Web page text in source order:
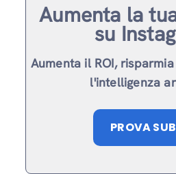
Aumenta la
su
Aumenta il ROI,
l'intelligenza
PROVA